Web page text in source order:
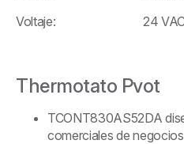
Voltaje: 24
Thermotato Pvot
TCONT830AS52DA
comerciales de negocios